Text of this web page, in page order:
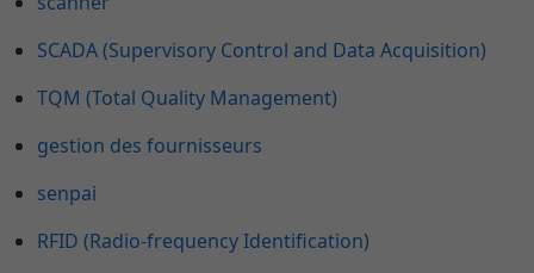
SCADA (Supervisory Control and Data Acquisition)
TQM (Total Quality Management)
gestion des fournisseurs
senpai
RFID (Radio-frequency Identification)